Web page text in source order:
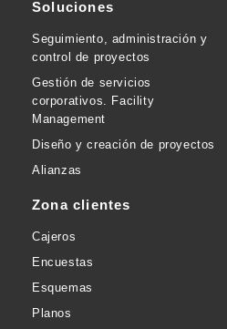
Soluciones
Seguimiento, administración y
control de proyectos
Gestión de servicios
corporativos. Facility
Management
Diseño y creación de proyectos
Alianzas
Zona clientes
Cajeros
Encuestas
Esquemas
Planos